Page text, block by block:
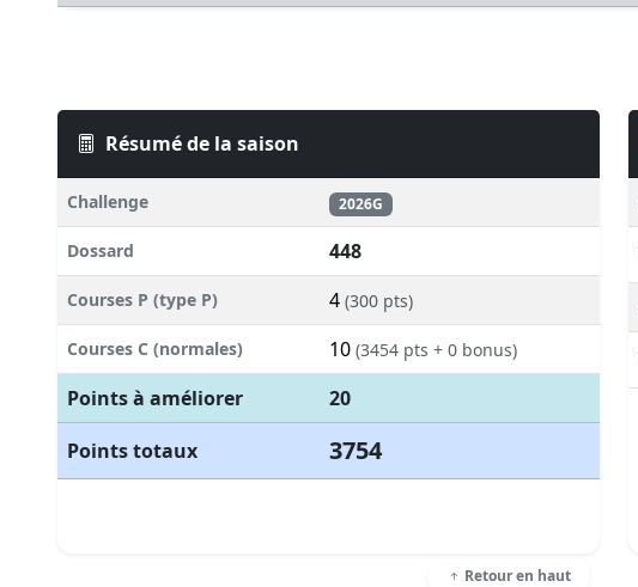
Résumé de la saison
Challenge 2026G
Dossard 448
Courses P (type P) 4 (300 pts)
Courses C (normales) 10 (3454 pts + 0 bonus)
Points à améliorer
20
Points totaux
3754
Retour en haut